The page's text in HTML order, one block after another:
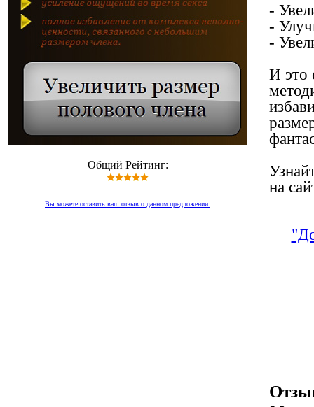
Общий Рейтинг:
Вы можете оставить ваш отзыв о данном предложении.
-
-
-
И это
на